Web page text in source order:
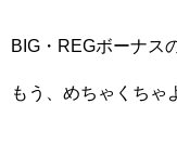
BIG・REGボーナス
もう、めちゃくちゃ